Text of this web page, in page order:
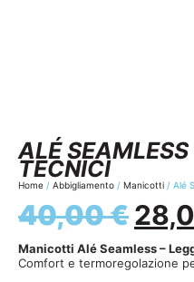
ALÉ
TECNICI
Home / Abbigliamento / Manicotti / Alé
40,00€
Manicotti Alé Seamless –
Comfort e termoregolazione